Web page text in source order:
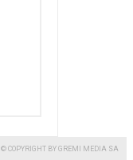
© COPYRIGHT BY GREMI MEDIA SA